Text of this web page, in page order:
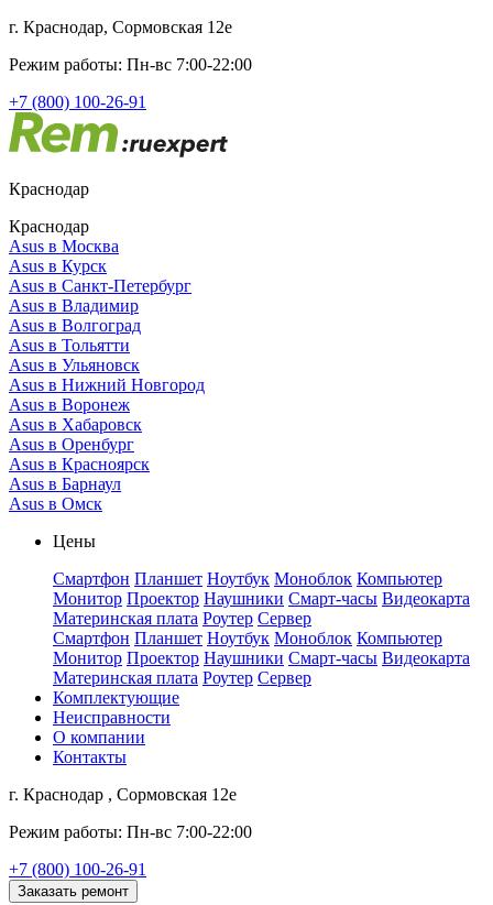
г. Краснодар, Сормовская 12е
Режим работы: Пн-вс 7:00-22:00
+7 (800) 100-26-91
Краснодар
Краснодар
Asus в Москва
Asus в Курск
Asus в Санкт-Петербург
Asus в Владимир
Asus в Волгоград
Asus в Тольятти
Asus в Ульяновск
Asus в Нижний Новгород
Asus в Воронеж
Asus в Хабаровск
Asus в Оренбург
Asus в Красноярск
Asus в Барнаул
Asus в Омск
Цены
Смартфон Планшет Ноутбук Моноблок Компьютер
Монитор Проектор Наушники Смарт-часы Видеокарта
Материнская плата Роутер Сервер
Смартфон Планшет Ноутбук Моноблок Компьютер
Монитор Проектор Наушники Смарт-часы Видеокарта
Материнская плата Роутер Сервер
Комплектующие
Неисправности
О компании
Контакты
г. Краснодар , Сормовская 12е
Режим работы: Пн-вс 7:00-22:00
+7 (800) 100-26-91
Заказать ремонт